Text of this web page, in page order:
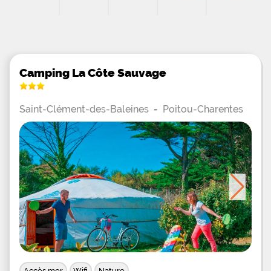
Camping La Côte Sauvage
Saint-Clément-des-Baleines - Poitou-Charentes